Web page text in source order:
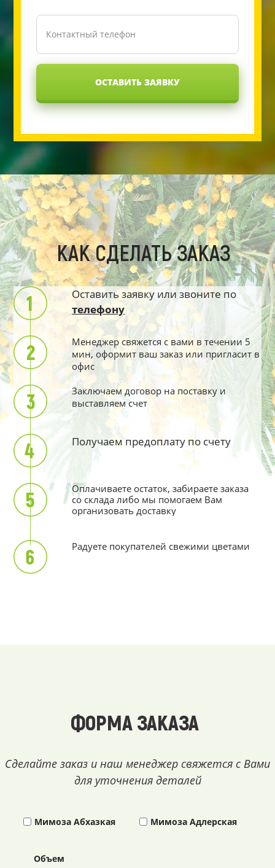
ОСТАВИТЬ ЗАЯВКУ
КАК СДЕЛАТЬ ЗАКАЗ
Оставить заявку или звоните по
телефону
Менеджер свяжется с вами в течении 5
мин, оформит ваш заказ или пригласит в
офис
Заключаем договор на поставку и
выставляем счет
Получаем предоплату по счету
Оплачиваете остаток, забираете заказа
со склада либо мы помогаем Вам
организовать доставку
Радуете покупателей свежими цветами
ФОРМА ЗАКАЗА
Сделайте заказ и наш менеджер свяжется с Вами
для уточнения деталей
Мимоза Абхазкая Мимоза Адлерская
Объем